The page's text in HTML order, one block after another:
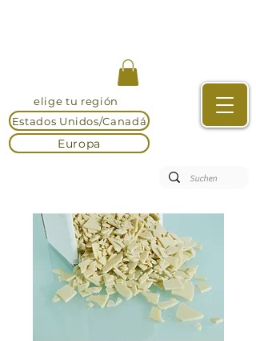
elige tu región
Estados Unidos/Canadá
Europa